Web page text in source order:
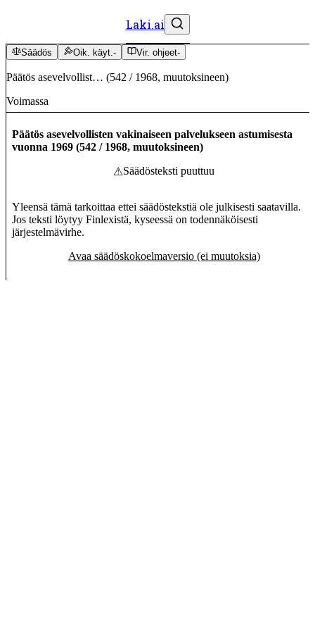
Laki.ai
Säädös Oik. käyt.- Vir. ohjeet-
Päätös asevelvollist… (542 / 1968, muutoksineen)
Voimassa
Päätös asevelvollisten vakinaiseen palvelukseen astumisesta
vuonna 1969 (542 / 1968, muutoksineen)
⚠Säädösteksti puuttuu
Yleensä tämä tarkoittaa ettei säädöstekstiä ole julkisesti saatavilla.
Jos teksti löytyy Finlexistä, kyseessä on todennäköisesti
järjestelmävirhe.
Avaa säädöskokoelmaversio (ei muutoksia)